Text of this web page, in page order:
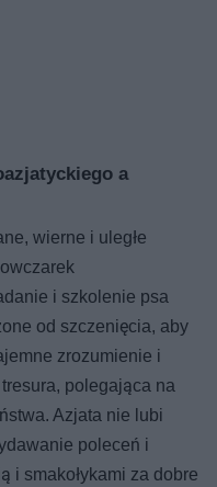
a
wierne i uległe
i szkolenie psa
od szczenięcia, aby
zrozumienie i
polegająca na
Azjata nie lubi
poleceń i
i smakołykami za dobre